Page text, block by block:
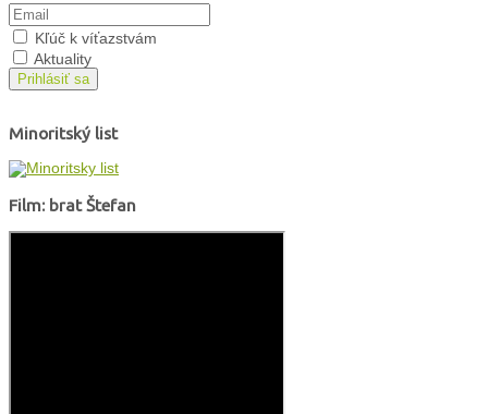
Kľúč k víťazstvám
Aktuality
Prihlásiť sa
Minoritský list
Film: brat Štefan